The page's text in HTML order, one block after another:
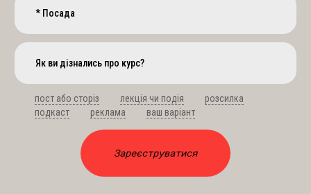
пост або сторіз лекція чи подія
розсилка
подкаст
реклама ваш варіант